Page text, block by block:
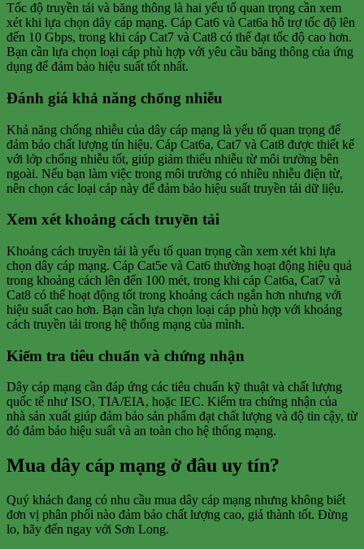
Tốc độ truyền tải và băng thông là hai yếu tố quan trọng cần xem
xét khi lựa chọn dây cáp mạng. Cáp Cat6 và Cat6a hỗ trợ tốc độ lên
đến 10 Gbps, trong khi cáp Cat7 và Cat8 có thể đạt tốc độ cao hơn.
Bạn cần lựa chọn loại cáp phù hợp với yêu cầu băng thông của ứng
dụng để đảm bảo hiệu suất tốt nhất.
Đánh giá khả năng chống nhiễu
Khả năng chống nhiễu của dây cáp mạng là yếu tố quan trọng để
đảm bảo chất lượng tín hiệu. Cáp Cat6a, Cat7 và Cat8 được thiết kế
với lớp chống nhiễu tốt, giúp giảm thiểu nhiễu từ môi trường bên
ngoài. Nếu bạn làm việc trong môi trường có nhiều nhiễu điện từ,
nên chọn các loại cáp này để đảm bảo hiệu suất truyền tải dữ liệu.
Xem xét khoảng cách truyền tải
Khoảng cách truyền tải là yếu tố quan trọng cần xem xét khi lựa
chọn dây cáp mạng. Cáp Cat5e và Cat6 thường hoạt động hiệu quả
trong khoảng cách lên đến 100 mét, trong khi cáp Cat6a, Cat7 và
Cat8 có thể hoạt động tốt trong khoảng cách ngắn hơn nhưng với
hiệu suất cao hơn. Bạn cần lựa chọn loại cáp phù hợp với khoảng
cách truyền tải trong hệ thống mạng của mình.
Kiểm tra tiêu chuẩn và chứng nhận
Dây cáp mạng cần đáp ứng các tiêu chuẩn kỹ thuật và chất lượng
quốc tế như ISO, TIA/EIA, hoặc IEC. Kiểm tra chứng nhận của
nhà sản xuất giúp đảm bảo sản phẩm đạt chất lượng và độ tin cậy, từ
đó đảm bảo hiệu suất và an toàn cho hệ thống mạng.
Mua dây cáp mạng ở đâu uy tín?
Quý khách đang có nhu cầu mua dây cáp mạng nhưng không biết
đơn vị phân phối nào đảm bảo chất lượng cao, giá thành tốt. Đừng
lo, hãy đến ngay với Sơn Long.